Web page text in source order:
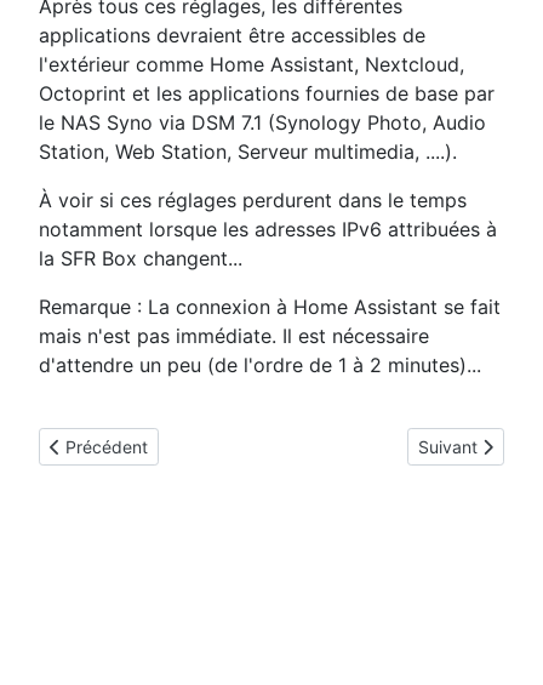
Après tous ces réglages, les différentes
applications devraient être accessibles de
l'extérieur comme Home Assistant, Nextcloud,
Octoprint et les applications fournies de base par
le NAS Syno via DSM 7.1 (Synology Photo, Audio
Station, Web Station, Serveur multimedia, ....).
À voir si ces réglages perdurent dans le temps
notamment lorsque les adresses IPv6 attribuées à
la SFR Box changent...
Remarque : La connexion à Home Assistant se fait
mais n'est pas immédiate. Il est nécessaire
d'attendre un peu (de l'ordre de 1 à 2 minutes)...
Article précédent : [Yamaha Ampli RX-V677] Pilotage par le
Précédent Article suivant
Suivant